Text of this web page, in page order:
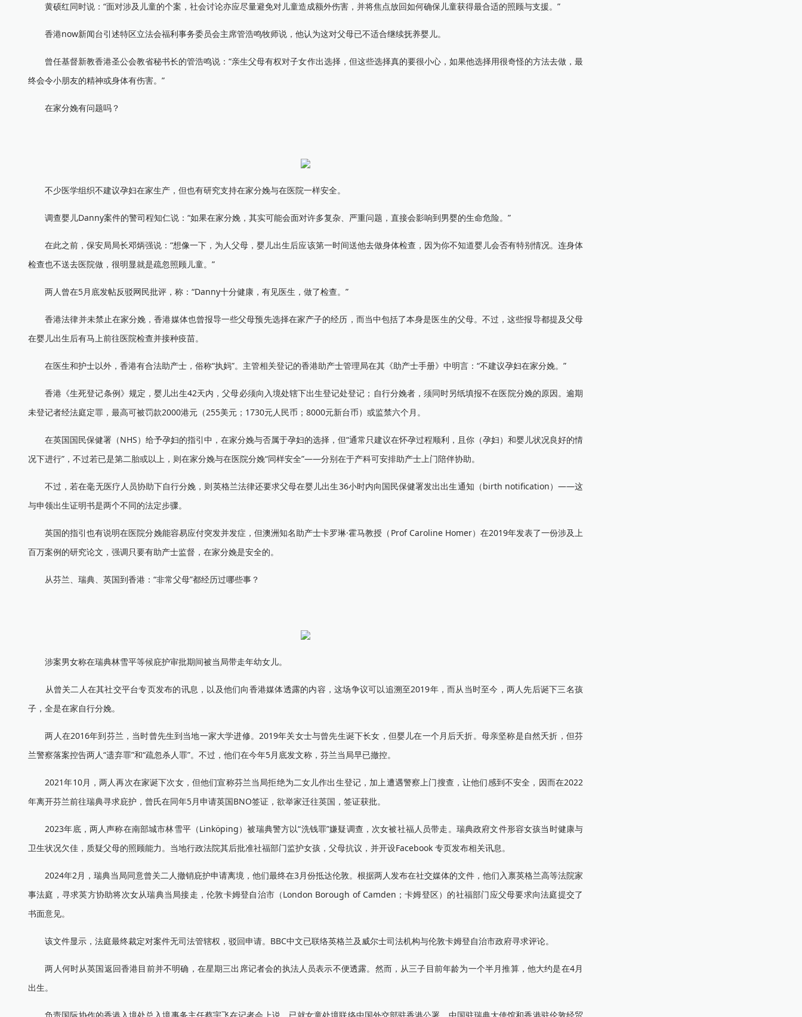
黄硕红同时说：“面对涉及儿童的个案，社会讨论亦应尽量避免对儿童造成额外伤害，并将焦点放回如何确保儿童获得最合适的照顾与支援。”
香港now新闻台引述特区立法会福利事务委员会主席管浩鸣牧师说，他认为这对父母已不适合继续抚养婴儿。
曾任基督新教香港圣公会教省秘书长的管浩鸣说：“亲生父母有权对子女作出选择，但这些选择真的要很小心，如果他选择用很奇怪的方法去做，最
终会令小朋友的精神或身体有伤害。”
在家分娩有问题吗？
不少医学组织不建议孕妇在家生产，但也有研究支持在家分娩与在医院一样安全。
调查婴儿Danny案件的警司程知仁说：“如果在家分娩，其实可能会面对许多复杂、严重问题，直接会影响到男婴的生命危险。”
在此之前，保安局局长邓炳强说：“想像一下，为人父母，婴儿出生后应该第一时间送他去做身体检查，因为你不知道婴儿会否有特别情况。连身体
检查也不送去医院做，很明显就是疏忽照顾儿童。”
两人曾在5月底发帖反驳网民批评，称：“Danny十分健康，有见医生，做了检查。”
香港法律并未禁止在家分娩，香港媒体也曾报导一些父母预先选择在家产子的经历，而当中包括了本身是医生的父母。不过，这些报导都提及父母
在婴儿出生后有马上前往医院检查并接种疫苗。
在医生和护士以外，香港有合法助产士，俗称“执妈”。主管相关登记的香港助产士管理局在其《助产士手册》中明言：“不建议孕妇在家分娩。”
香港《生死登记条例》规定，婴儿出生42天内，父母必须向入境处辖下出生登记处登记；自行分娩者，须同时另纸填报不在医院分娩的原因。逾期
未登记者经法庭定罪，最高可被罚款2000港元（255美元；1730元人民币；8000元新台币）或监禁六个月。
在英国国民保健署（NHS）给予孕妇的指引中，在家分娩与否属于孕妇的选择，但“通常只建议在怀孕过程顺利，且你（孕妇）和婴儿状况良好的情
况下进行”，不过若已是第二胎或以上，则在家分娩与在医院分娩“同样安全”——分别在于产科可安排助产士上门陪伴协助。
不过，若在毫无医疗人员协助下自行分娩，则英格兰法律还要求父母在婴儿出生36小时内向国民保健署发出出生通知（birth notification）——这
与申领出生证明书是两个不同的法定步骤。
英国的指引也有说明在医院分娩能容易应付突发并发症，但澳洲知名助产士卡罗琳·霍马教授（Prof Caroline Homer）在2019年发表了一份涉及上
百万案例的研究论文，强调只要有助产士监督，在家分娩是安全的。
从芬兰、瑞典、英国到香港：“非常父母”都经历过哪些事？
涉案男女称在瑞典林雪平等候庇护审批期间被当局带走年幼女儿。
从曾关二人在其社交平台专页发布的讯息，以及他们向香港媒体透露的内容，这场争议可以追溯至2019年，而从当时至今，两人先后诞下三名孩
子，全是在家自行分娩。
两人在2016年到芬兰，当时曾先生到当地一家大学进修。2019年关女士与曾先生诞下长女，但婴儿在一个月后夭折。母亲坚称是自然夭折，但芬
兰警察落案控告两人“遗弃罪”和“疏忽杀人罪”。不过，他们在今年5月底发文称，芬兰当局早已撤控。
2021年10月，两人再次在家诞下次女，但他们宣称芬兰当局拒绝为二女儿作出生登记，加上遭遇警察上门搜查，让他们感到不安全，因而在2022
年离开芬兰前往瑞典寻求庇护，曾氏在同年5月申请英国BNO签证，欲举家迁往英国，签证获批。
2023年底，两人声称在南部城市林雪平（Linköping）被瑞典警方以“洗钱罪”嫌疑调查，次女被社福人员带走。瑞典政府文件形容女孩当时健康与
卫生状况欠佳，质疑父母的照顾能力。当地行政法院其后批准社福部门监护女孩，父母抗议，并开设Facebook 专页发布相关讯息。
2024年2月，瑞典当局同意曾关二人撤销庇护申请离境，他们最终在3月份抵达伦敦。根据两人发布在社交媒体的文件，他们入禀英格兰高等法院家
事法庭，寻求英方协助将次女从瑞典当局接走，伦敦卡姆登自治市（London Borough of Camden；卡姆登区）的社福部门应父母要求向法庭提交了
书面意见。
该文件显示，法庭最终裁定对案件无司法管辖权，驳回申请。BBC中文已联络英格兰及威尔士司法机构与伦敦卡姆登自治市政府寻求评论。
两人何时从英国返回香港目前并不明确，在星期三出席记者会的执法人员表示不便透露。然而，从三子目前年龄为一个半月推算，他大约是在4月
出生。